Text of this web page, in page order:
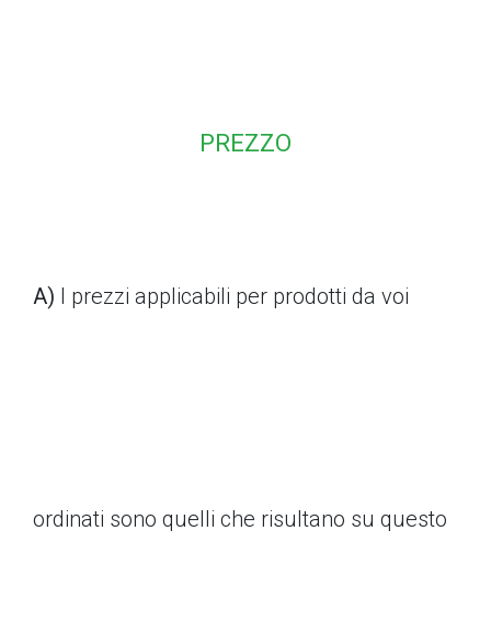
PREZZO
A) I prezzi applicabili per prodotti da voi
ordinati sono quelli che risultano su questo